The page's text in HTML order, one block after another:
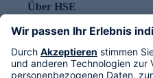
Über HSE
Im TV
HSE International